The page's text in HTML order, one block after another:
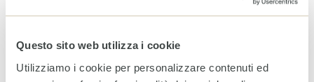
Questo sito web utilizza i cookie
Utilizziamo i cookie per personalizzare contenuti ed
lavoro